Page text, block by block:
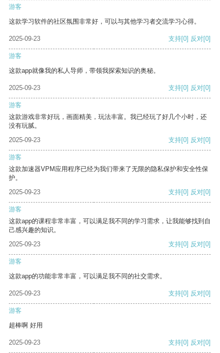
游客
这款学习软件的社区氛围非常好，可以与其他学习者交流学习心得。
2025-09-23 支持[0] 反对[0]
游客
这款app就像我的私人导师，带领我探索知识的奥秘。
2025-09-23 支持[0] 反对[0]
游客
这款游戏非常好玩，画面精美，玩法丰富。我已经玩了好几个小时，还
没有玩腻。
2025-09-23
支持[0] 反对[0]
游客
这款加速器VPM应用程序已经为我们带来了无限的隐私保护和安全性保
护。
2025-09-23
支持[0] 反对[0]
游客
这款app的课程非常丰富，可以满足我不同的学习需求，让我能够找到自
己感兴趣的知识。
2025-09-23
支持[0] 反对[0]
游客
这款app的功能非常丰富，可以满足我不同的社交需求。
2025-09-23 支持[0] 反对[0]
游客
超棒啊 好用
2025-09-23 支持[0] 反对[0]